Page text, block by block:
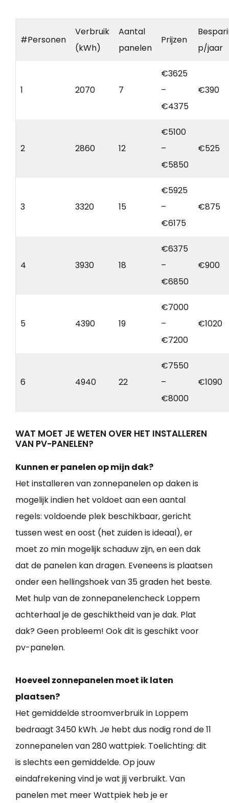
#Personen
Verbruik
(kWh)
Aantal
panelen
Prijzen
p/jaar
1 2070 7
€3625
–
€4375
€390
2 2860 12
€5100
–
€5850
€525
3 3320 15
€5925
–
€6175
€875
4 3930 18
€6375
–
€6850
€900
5 4390 19
€7000
–
€7200
€1020
6 4940 22
€7550
–
€8000
€1090
WAT MOET JE WETEN OVER HET INSTALLEREN
VAN PV-PANELEN?
Kunnen er panelen op mijn dak?
Het installeren van zonnepanelen op daken is
mogelijk indien het voldoet aan een aantal
regels: voldoende plek beschikbaar, gericht
tussen west en oost (het zuiden is ideaal), er
moet zo min mogelijk schaduw zijn, en een dak
dat de panelen kan dragen. Eveneens is plaatsen
onder een hellingshoek van 35 graden het beste.
Met hulp van de zonnepanelencheck Loppem
achterhaal je de geschiktheid van je dak. Plat
dak? Geen probleem! Ook dit is geschikt voor
pv-panelen.
Hoeveel zonnepanelen moet ik laten
plaatsen?
Het gemiddelde stroomverbruik in Loppem
bedraagt 3450 kWh. Je hebt dus nodig rond de 11
zonnepanelen van 280 wattpiek. Toelichting: dit
is slechts een gemiddelde. Op jouw
eindafrekening vind je wat jij verbruikt. Van
panelen met meer Wattpiek heb je er